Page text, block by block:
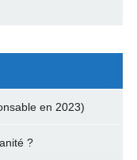
en 2023)
?